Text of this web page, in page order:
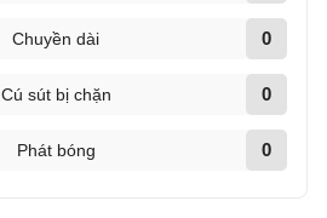
Chuyền dài 0
Cú sút bị chặn 0
Phát bóng 0